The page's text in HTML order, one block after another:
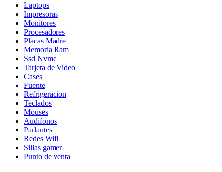
Laptops
Impresoras
Monitores
Procesadores
Placas Madre
Memoria Ram
Ssd Nvme
Tarjeta de Video
Cases
Fuente
Refrigeracion
Teclados
Mouses
Audifonos
Parlantes
Redes Wifi
Sillas gamer
Punto de venta